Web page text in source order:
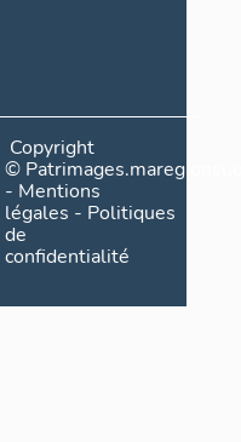
Copyright
©
- Mentions
légales - Politiques
de
confidentialité